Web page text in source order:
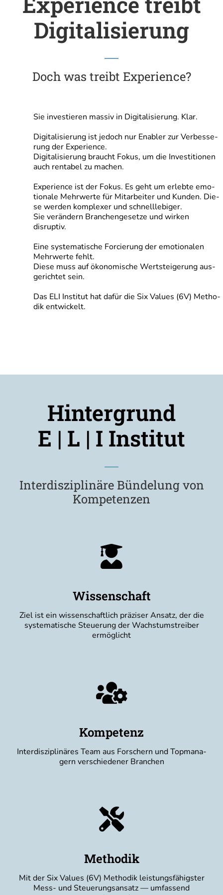
Digitalisierung
Doch was treibt Experience?
Sie inves­tie­ren mas­siv in Digi­ta­li­sie­rung. Klar.
Digi­ta­li­sie­rung ist jedoch nur Enabler zur Ver­bes­se­
rung der Experience.
Digi­ta­li­sie­rung braucht Fokus, um die Inves­ti­tio­nen
auch ren­ta­bel zu machen.
Expe­ri­ence ist der Fokus. Es geht um erleb­te emo­
tio­na­le Mehr­wer­te für Mit­ar­bei­ter und Kun­den. Die­
se wer­den kom­ple­xer und schnelllebiger.
Sie ver­än­dern Bran­chen­ge­set­ze und wir­ken
disruptiv.
Eine sys­te­ma­ti­sche For­cie­rung der emo­tio­na­len
Mehr­wer­te fehlt.
Die­se muss auf öko­no­mi­sche Wert­stei­ge­rung aus­
ge­rich­tet sein.
Das ELI Insti­tut hat dafür die Six Values (6V) Metho­
dik entwickelt.
Hintergrund
E | L | I Institut
Interdisziplinäre Bündelung von
Kompetenzen
Wissenschaft
Ziel ist ein wis­sen­schaft­lich prä­zi­ser Ansatz, der die
sys­te­ma­ti­sche Steue­rung der Wachs­tums­trei­ber
ermöglicht
Kompetenz
Inter­dis­zi­pli­nä­res Team aus For­schern und Top­ma­na­
gern ver­schie­de­ner Branchen
Methodik
Mit der Six Values (6V) Metho­dik leis­tungs­fä­higs­ter
Mess- und Steue­rungs­an­satz — umfas­send